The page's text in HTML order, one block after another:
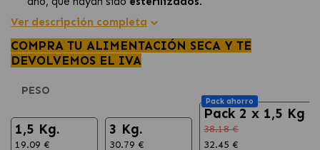
Alimento específicamente diseñado para
abordar problemas renales
esterilización ya que contiene una combinación de
nutrientes que ayudan a
Contribuye a mantener un
peso corporal ideal
Ver descripción completa
COMPRA TU ALIMENTACIÓN SECA Y TE
DEVOLVEMOS EL IVA
PESO
1,5 Kg.
19.09 €
3 Kg.
30.79 €
Pack ahorro
Pack 2 x 1,5 Kg
38.18 €
32.45 €